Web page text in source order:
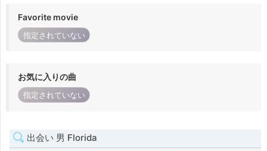
Favorite movie
指定されていない
お気に入りの曲
指定されていない
出会い 男 Florida